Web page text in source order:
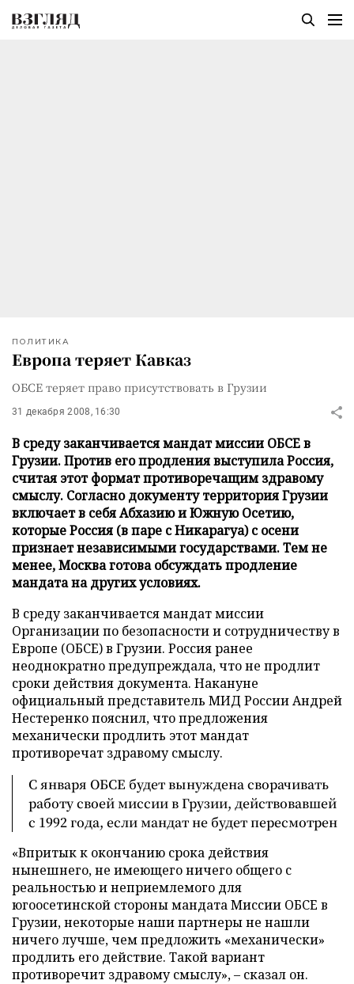
ПОЛИТИКА
Европа теряет Кавказ
ОБСЕ теряет право присутствовать в Грузии
31 декабря 2008, 16:30
В среду заканчивается мандат миссии ОБСЕ в
Грузии. Против его продления выступила Россия,
считая этот формат противоречащим здравому
смыслу. Согласно документу территория Грузии
включает в себя Абхазию и Южную Осетию,
которые Россия (в паре с Никарагуа) с осени
признает независимыми государствами. Тем не
менее, Москва готова обсуждать продление
мандата на других условиях.
В среду заканчивается мандат миссии
Организации по безопасности и сотрудничеству в
Европе (ОБСЕ) в Грузии. Россия ранее
неоднократно предупреждала, что не продлит
сроки действия документа. Накануне
официальный представитель МИД России Андрей
Нестеренко пояснил, что предложения
механически продлить этот мандат
противоречат здравому смыслу.
С января ОБСЕ будет вынуждена сворачивать
работу своей миссии в Грузии, действовавшей
с 1992 года, если мандат не будет пересмотрен
«Впритык к окончанию срока действия
нынешнего, не имеющего ничего общего с
реальностью и неприемлемого для
югоосетинской стороны мандата Миссии ОБСЕ в
Грузии, некоторые наши партнеры не нашли
ничего лучше, чем предложить «механически»
продлить его действие. Такой вариант
противоречит здравому смыслу», – сказал он.